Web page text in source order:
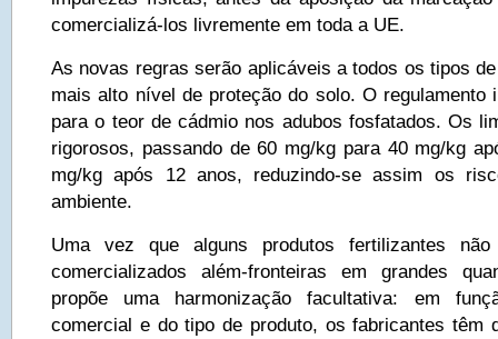
comercializá-los livremente em toda a UE.
As novas regras serão aplicáveis a todos os tipos
mais alto nível de proteção do solo. O regulamento
para o teor de cádmio nos adubos fosfatados. Os
rigorosos, passando de 60 mg/kg para 40 mg/kg
mg/kg após 12 anos, reduzindo-se assim os
ambiente.
Uma vez que alguns produtos fertilizantes
comercializados além-fronteiras em grandes
propõe uma harmonização facultativa: em
comercial e do tipo de produto, os fabricantes têm